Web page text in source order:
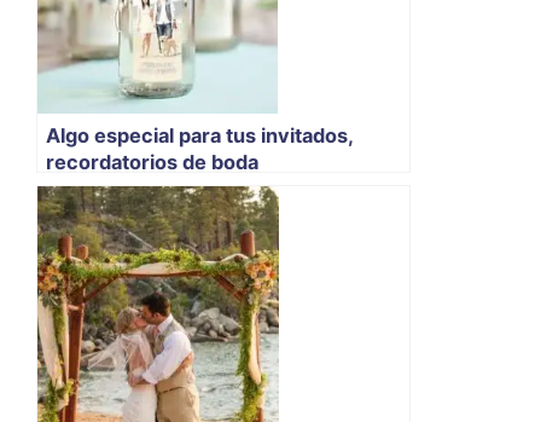
Algo especial para tus invitados,
recordatorios de boda